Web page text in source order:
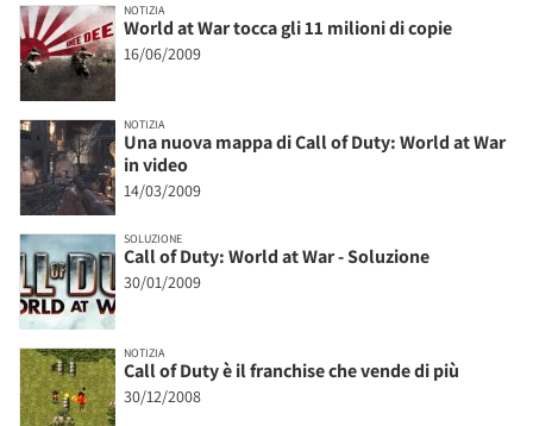
NOTIZIA
World at War tocca gli 11 milioni di copie
16/06/2009
NOTIZIA
Una nuova mappa di Call of Duty: World at War
in video
14/03/2009
SOLUZIONE
Call of Duty: World at War - Soluzione
30/01/2009
NOTIZIA
Call of Duty è il franchise che vende di più
30/12/2008